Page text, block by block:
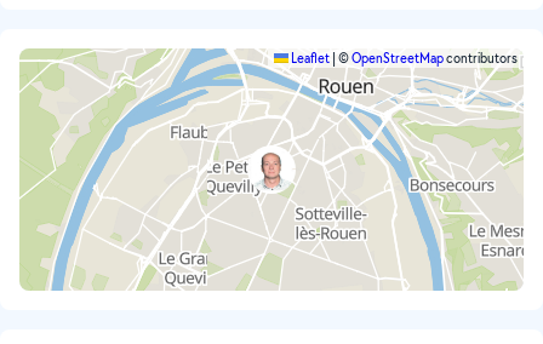
Leaflet ©OpenStreetMapcontributors